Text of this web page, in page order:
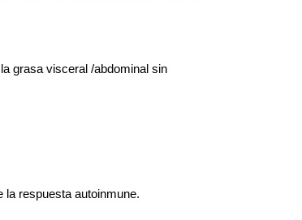
grasa visceral /abdominal sin
la respuesta autoinmune.